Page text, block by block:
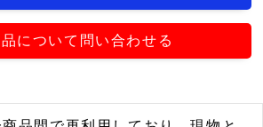
について問い合わせる